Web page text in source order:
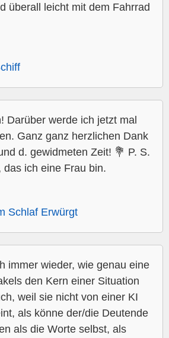
überall leicht mit dem Fahrrad
Darüber werde ich jetzt mal
Ganz ganz herzlichen Dank
d. gewidmeten Zeit! 💐 P. S.
das ich eine Frau bin.
Schlaf Erwürgt
immer wieder, wie genau eine
den Kern einer Situation
weil sie nicht von einer KI
als könne der/die Deutende
als die Worte selbst, als